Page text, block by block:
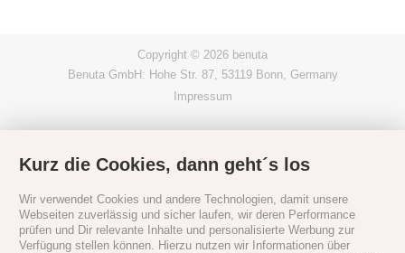
Copyright © 2026 benuta
Benuta GmbH: Hohe Str. 87, 53119 Bonn, Germany
Impressum
Kurz die Cookies, dann geht´s los
Wir verwendet Cookies und andere Technologien, damit unsere
Webseiten zuverlässig und sicher laufen, wir deren Performance
prüfen und Dir relevante Inhalte und personalisierte Werbung zur
Verfügung stellen können. Hierzu nutzen wir Informationen über